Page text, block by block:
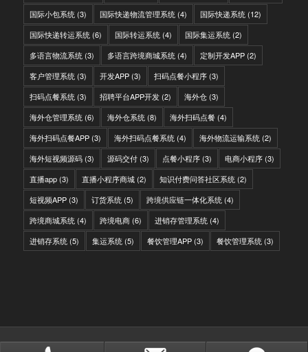
国际小包系统(3) 国际快递物流管理系统(4) 国际快递系统(12)
国际快递转运系统(6) 国际转运系统(4) 国际集运系统(2)
多语言物流系统(3) 多语言跨境商城系统(4) 定制开发APP(2)
客户管理系统(3) 开发APP(3) 扫码点餐小程序(3)
扫码点餐系统(3) 招聘平台APP开发(2) 海外仓(3)
海外仓管理系统(6) 海外仓系统(8) 海外扫码点餐(4)
海外扫码点餐APP(3) 海外扫码点餐系统(4) 海外物流运输系统(2)
海外短视频源码(3) 源码交付(3) 点餐小程序(3) 电商小程序(3)
直播app(3) 直播小程序商城(2) 知识付费问答社区系统(2)
短视频APP(3) 订货系统(5) 跨境供应链一体化系统(4)
跨境商城系统(4) 跨境电商(6) 进销存管理系统(4)
进销存系统(5) 集运系统(5) 餐饮管理APP(3) 餐饮管理系统(3)
© Copyright - IITC网域信息-软件开发，国际快递转运系统，WMS海外仓系